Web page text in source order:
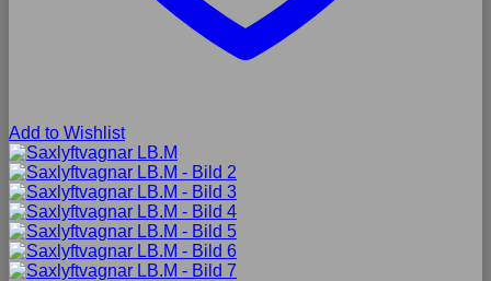
Add to Wishlist